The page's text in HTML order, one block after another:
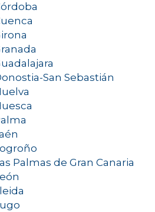
San Sebastián
Palmas de Gran Canaria